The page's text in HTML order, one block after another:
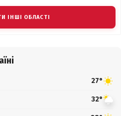
ІНШІ ОБЛАСТІ
27°
32°